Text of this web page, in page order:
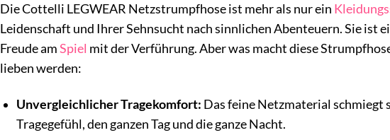
Die Cottelli LEGWEAR Netzstrumpfhose ist mehr als nur ein
Leidenschaft und Ihrer Sehnsucht nach sinnlichen Abenteuern. Sie ist
Freude amSpiel mit der Verführung. Aber was macht diese
lieben werden:
Unvergleichlicher Tragekomfort: Das feine Netzmaterial schmiegt
Tragegefühl, den ganzen Tag und die ganze Nacht.